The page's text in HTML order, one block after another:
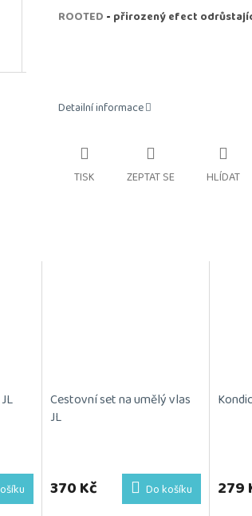
ROOTED - přirozený efect
Detailní informace
TISK ZEPTAT SE HLÍDAT
Cestovní set na umělý vlas
JL
produktu
je
370 Kč Do košíku
je
279